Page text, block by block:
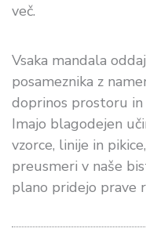
več.
Vsaka mandala
posameznika z
doprinos prostoru
Imajo blagodejen
vzorce, linije in
preusmeri v naše
plano pridejo prave